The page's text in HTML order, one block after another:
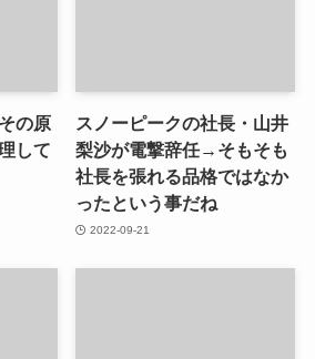
の原
して
スノーピークの社長・山井
梨沙が電撃辞任→そもそも
社長を張れる品格ではなか
ったという事だね
2022-09-21